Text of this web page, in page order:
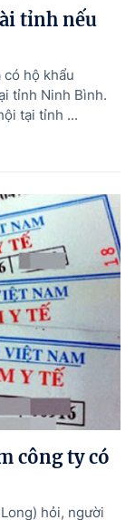
tỉnh nếu
hộ khẩu
tỉnh Ninh Bình.
tại tỉnh ...
công ty có
hỏi, người